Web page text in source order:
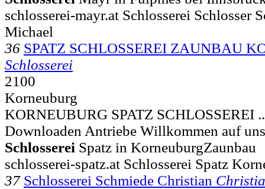
schlosserei-mayr.at Schlosserei Schlosser
Michael
36 SPATZ SCHLOSSEREI ZAUNBAU
Schlosserei
2100
Korneuburg
KORNEUBURG SPATZ SCHLOSSEREI
Downloaden Antriebe Willkommen auf
Schlosserei Spatz in KorneuburgZaunbau
schlosserei-spatz.at Schlosserei Spatz
37 Schlosserei Schmiede Christian